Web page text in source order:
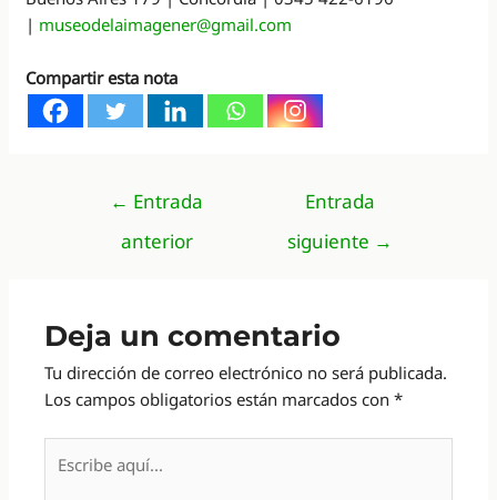
| museodelaimagener@gmail.com
Compartir esta nota
Navegación
entradas
← Entrada
anterior
Entrada
siguiente →
Deja un comentario
Tu dirección de correo electrónico no será publicada.
Los campos obligatorios están marcados con*
aquí...